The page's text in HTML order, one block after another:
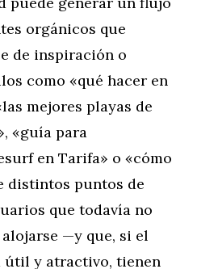
orgánicos que
de inspiración o
como «qué hacer en
mejores playas de
«guía para
en Tarifa» o «cómo
distintos puntos de
que todavía no
—y que, si el
útil y atractivo, tienen